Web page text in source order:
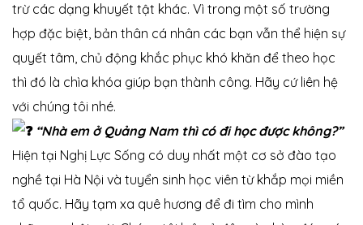
trừ các dạng khuyết tật khác. Vì trong một số trường
hợp đặc biệt, bản thân cá nhân các bạn vẫn thể hiện sự
quyết tâm, chủ động khắc phục khó khăn để theo học
thì đó là chìa khóa giúp bạn thành công. Hãy cứ liên hệ
với chúng tôi nhé.
“Nhà em ở Quảng Nam thì có đi học được không?”
Hiện tại Nghị Lực Sống có duy nhất một cơ sở đào tạo
nghề tại Hà Nội và tuyển sinh học viên từ khắp mọi miền
tổ quốc. Hãy tạm xa quê hương để đi tìm cho mình